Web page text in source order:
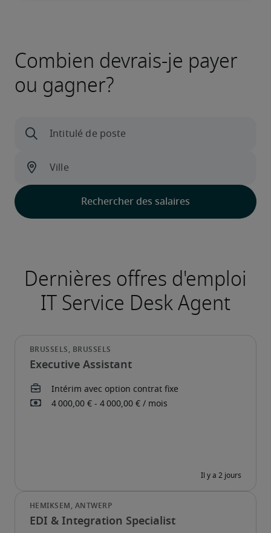
Combien devrais-je payer
ou gagner?
Executive Assistant
EDI & Integration Specialist